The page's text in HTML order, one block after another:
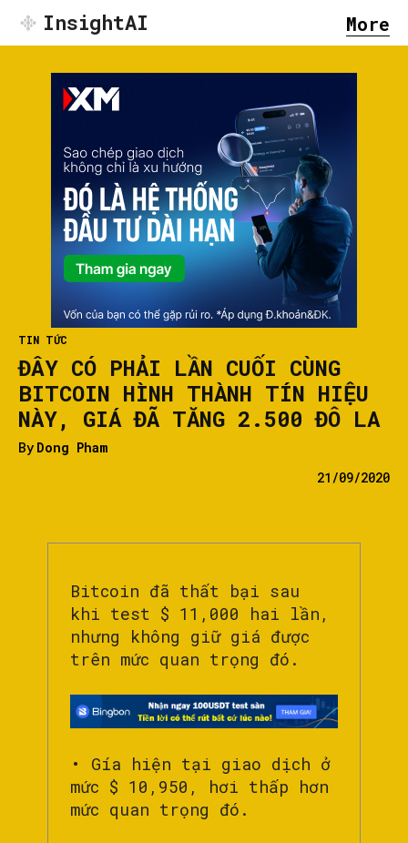
InsightAI More
TIN TỨC
ĐÂY CÓ PHẢI LẦN CUỐI CÙNG
BITCOIN HÌNH THÀNH TÍN HIỆU
NÀY, GIÁ ĐÃ TĂNG 2.500 ĐÔ LA
By Dong Pham
21/09/2020
Bitcoin đã thất bại sau
khi test $ 11,000 hai lần,
nhưng không giữ giá được
trên mức quan trọng đó.
• Gía hiện tại giao dịch ở
mức $ 10,950, hơi thấp hơn
mức quan trọng đó.